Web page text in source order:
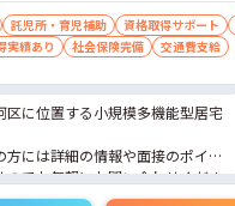
託児所・育児補助 資格取得サポート
実績あり
社会保険完備 交通費支給
区に位置する小規模多機能型居宅
方には詳細の情報や面接のポイン
のでお気軽にお問い合わせくださ